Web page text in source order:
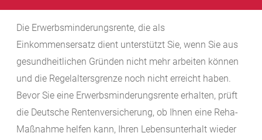
Die Erwerbsminderungsrente, die als
Einkommensersatz dient unterstützt Sie, wenn Sie aus
gesundheitlichen Gründen nicht mehr arbeiten können
und die Regelaltersgrenze noch nicht erreicht haben.
Bevor Sie eine Erwerbsminderungsrente erhalten, prüft
die Deutsche Rentenversicherung, ob Ihnen eine Reha-
Maßnahme helfen kann, Ihren Lebensunterhalt wieder